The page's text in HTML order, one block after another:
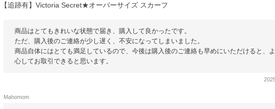
【追跡有】Victoria Secret★オーバーサイズ スカーフ
商品はとてもきれいな状態で届き、購入して良かったです。
ただ、購入後のご連絡が少し遅く、不安になってしまいました。
商品自体にはとても満足しているので、今後は購入後のご連絡も早めにいただけると、
心してお取引できると思います。
Mahomom